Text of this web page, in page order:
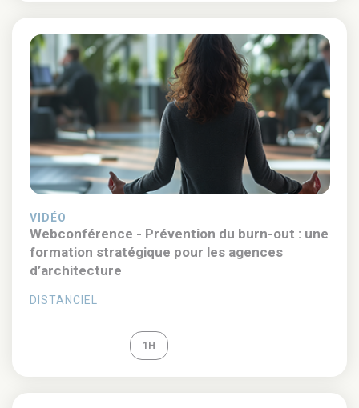
VIDÉO
Webconférence - Prévention du burn-out : une
formation stratégique pour les agences
d’architecture
DISTANCIEL
1H